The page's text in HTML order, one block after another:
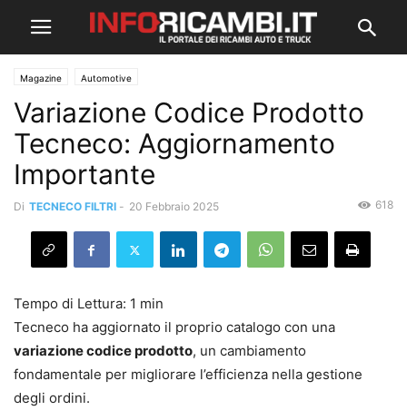
Magazine Automotive
Variazione Codice Prodotto
Tecneco: Aggiornamento
Importante
Di TECNECO FILTRI - 20 Febbraio 2025 618
Tecneco ha aggiornato il proprio catalogo con una
variazione codice prodotto, un cambiamento
fondamentale per migliorare l’efficienza nella gestione
degli ordini.